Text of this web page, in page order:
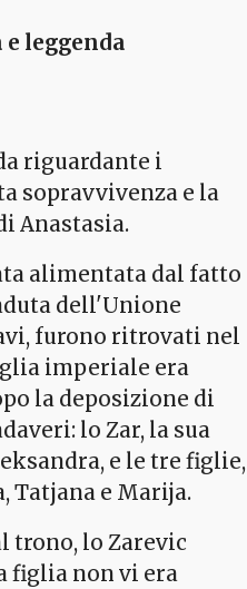
leggenda
riguardante i
sopravvivenza e la
Anastasia.
alimentata dal fatto
dell'Unione
furono ritrovati nel
imperiale era
la deposizione di
lo Zar, la sua
e le tre figlie,
Tatjana e Marija.
trono, lo Zarevic
figlia non vi era